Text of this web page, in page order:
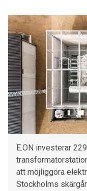
E.ON investerar
att möjliggöra
Stockholms